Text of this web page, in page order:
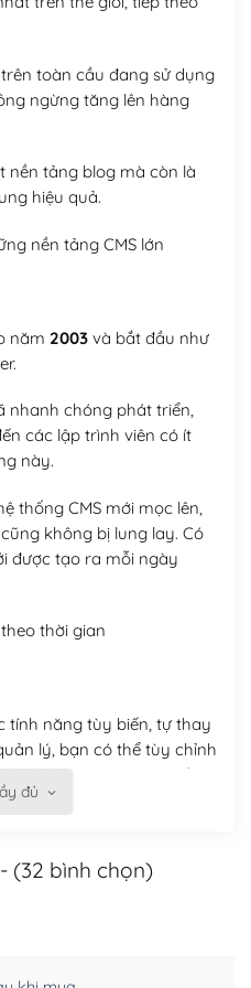
toàn cầu đang sử dụng
ngừng tăng lên hàng
nền tảng blog mà còn là
hiệu quả.
nền tảng CMS lớn
năm 2003và bắt đầu như
nhanh chóng phát triển,
các lập trình viên có ít
này.
thống CMS mới mọc lên,
không bị lung lay. Có
được tạo ra mỗi ngày
thời gian
tính năng tùy biến, tự thay
lý, bạn có thể tùy chỉnh
sử dụng dịch vụ tại bất
đủ
(32 bình chọn)